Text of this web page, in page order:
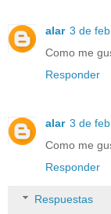
alar 3 de
Como me
Responder
alar 3 de
Como me
Responder
Respuestas